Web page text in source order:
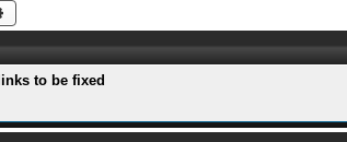
to be fixed